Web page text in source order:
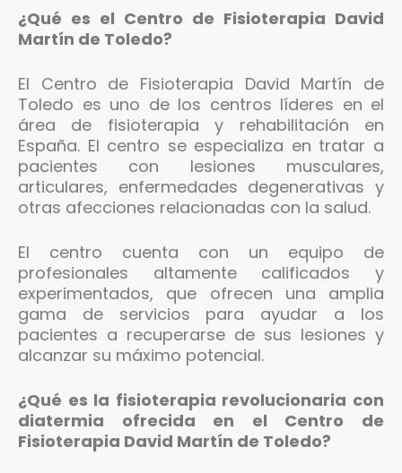
¿Qué es el Centro de Fisioterapia David
Martín de Toledo?
El Centro de Fisioterapia David Martín de
Toledo es uno de los centros líderes en el
área de fisioterapia y rehabilitación en
España. El centro se especializa en tratar a
pacientes con lesiones musculares,
articulares, enfermedades degenerativas y
otras afecciones relacionadas con la salud.
El centro cuenta con un equipo de
profesionales altamente calificados y
experimentados, que ofrecen una amplia
gama de servicios para ayudar a los
pacientes a recuperarse de sus lesiones y
alcanzar su máximo potencial.
¿Qué es la fisioterapia revolucionaria con
diatermia ofrecida en el Centro de
Fisioterapia David Martín de Toledo?